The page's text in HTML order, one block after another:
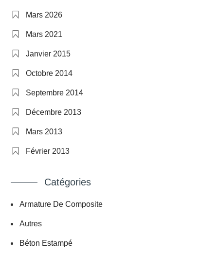
Mars 2026
Mars 2021
Janvier 2015
Octobre 2014
Septembre 2014
Décembre 2013
Mars 2013
Février 2013
Catégories
Armature De Composite
Autres
Béton Estampé